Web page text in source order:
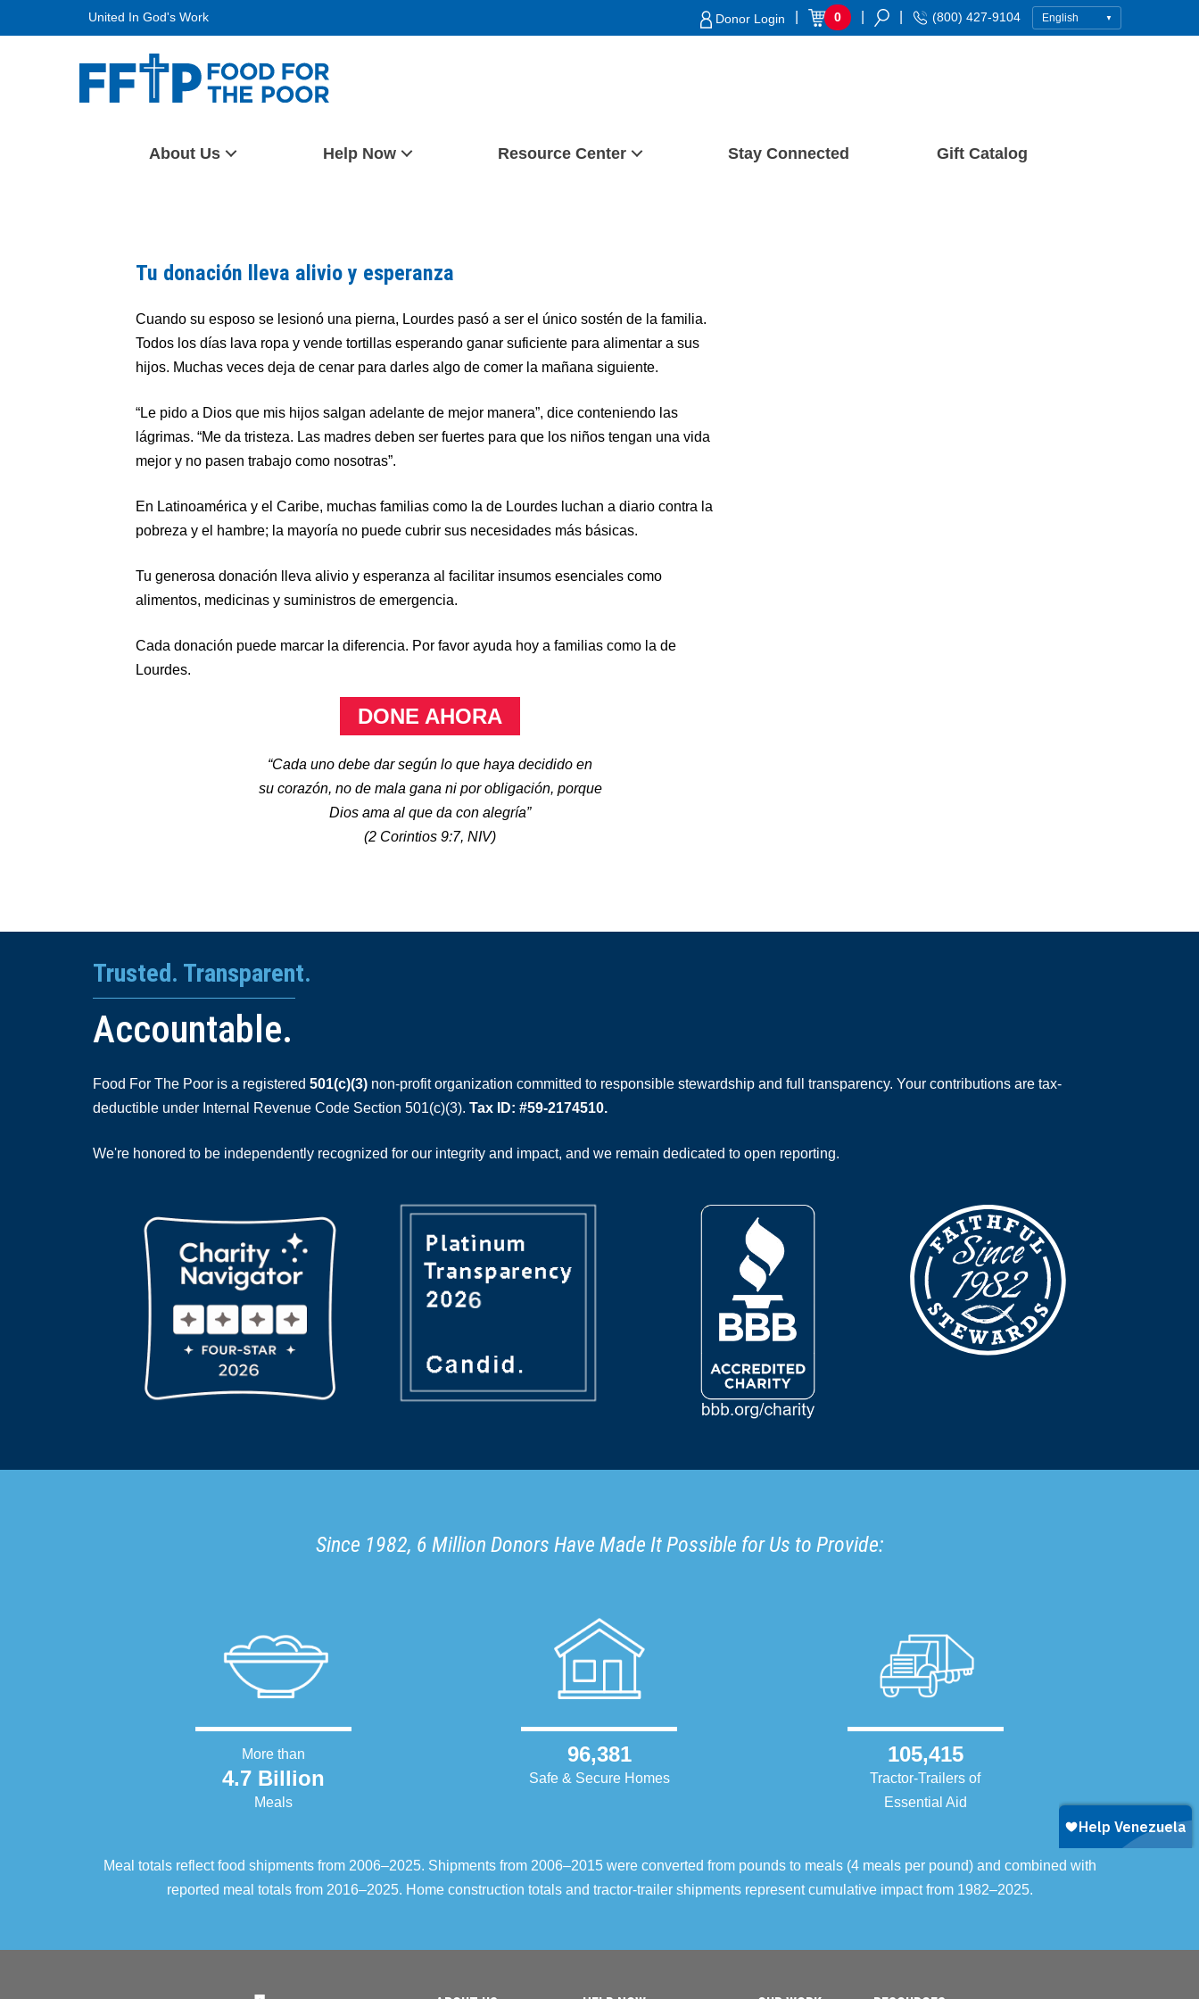
United In God's Work Donor Login 0 (800) 427-9104
About Us Help Now Resource Center Stay Connected Gift Catalog
Tu donación lleva alivio y esperanza
Cuando su esposo se lesionó una pierna, Lourdes pasó a ser el único sostén de la familia.
Todos los días lava ropa y vende tortillas esperando ganar suficiente para alimentar a sus
hijos. Muchas veces deja de cenar para darles algo de comer la mañana siguiente.
“Le pido a Dios que mis hijos salgan adelante de mejor manera”, dice conteniendo las
lágrimas. “Me da tristeza. Las madres deben ser fuertes para que los niños tengan una vida
mejor y no pasen trabajo como nosotras”.
En Latinoamérica y el Caribe, muchas familias como la de Lourdes luchan a diario contra la
pobreza y el hambre; la mayoría no puede cubrir sus necesidades más básicas.
Tu generosa donación lleva alivio y esperanza al facilitar insumos esenciales como
alimentos, medicinas y suministros de emergencia.
Cada donación puede marcar la diferencia. Por favor ayuda hoy a familias como la de
Lourdes.
DONE AHORA
“Cada uno debe dar según lo que haya decidido en
su corazón, no de mala gana ni por obligación, porque
Dios ama al que da con alegría”
(2 Corintios 9:7, NIV)
Trusted. Transparent.
Accountable.
Food For The Poor is a registered 501(c)(3) non-profit organization committed to responsible stewardship and full transparency. Your contributions are tax-
deductible under Internal Revenue Code Section 501(c)(3). Tax ID: #59-2174510.
We're honored to be independently recognized for our integrity and impact, and we remain dedicated to open reporting.
Since 1982, 6 Million Donors Have Made It Possible for Us to Provide:
More than
4.7 Billion
Meals
96,381
Safe & Secure Homes
105,415
Tractor-Trailers of
Essential Aid
Meal totals reflect food shipments from 2006–2025. Shipments from 2006–2015 were converted from pounds to meals (4 meals per pound) and combined with
reported meal totals from 2016–2025. Home construction totals and tractor-trailer shipments represent cumulative impact from 1982–2025.